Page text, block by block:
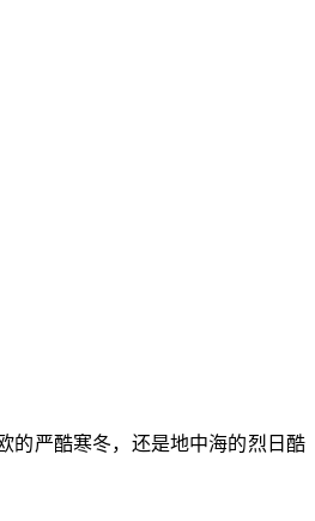
的严酷寒冬，还是地中海的烈日酷